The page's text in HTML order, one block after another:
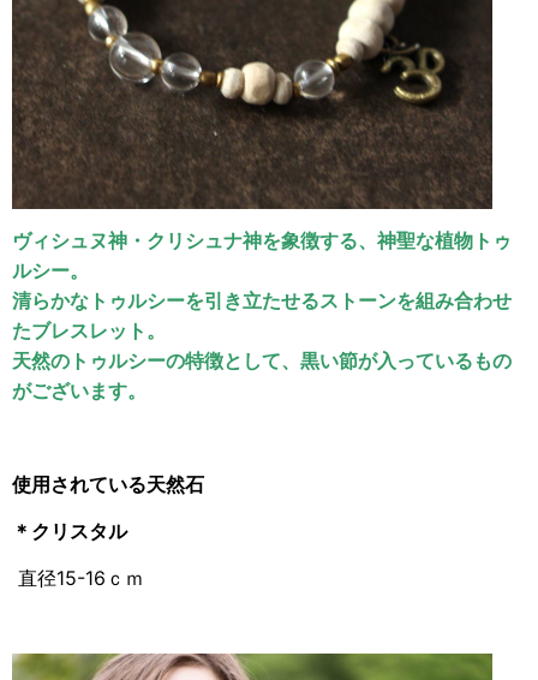
ヴィシュヌ神・クリシュナ神を象徴する、神聖な植物トゥ
ルシー。
清らかなトゥルシーを引き立たせるストーンを組み合わせ
たブレスレット。
天然のトゥルシーの特徴として、黒い節が入っているもの
がございます。
使用されている天然石
＊クリスタル
直径15-16ｃｍ